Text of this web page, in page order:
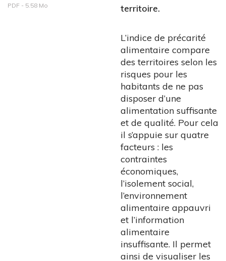
PDF - 5.58 Mo
territoire.
L’indice de précarité
alimentaire compare
des territoires selon les
risques pour les
habitants de ne pas
disposer d’une
alimentation suffisante
et de qualité. Pour cela
il s’appuie sur quatre
facteurs : les
contraintes
économiques,
l’isolement social,
l’environnement
alimentaire appauvri
et l’information
alimentaire
insuffisante. Il permet
ainsi de visualiser les